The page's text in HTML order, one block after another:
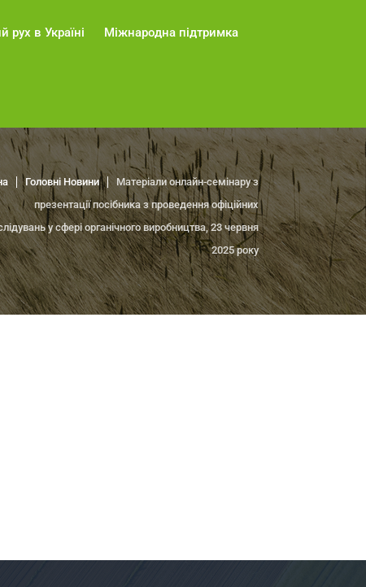
рух в Україні Міжнародна підтримка
Головні Новини
Матеріали онлайн-семінару з
презентації посібника з проведення офіційних
у сфері органічного виробництва, 23 червня
2025 року